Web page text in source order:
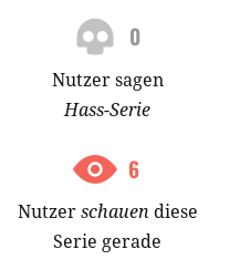
0
Nutzersagen
Hass-Serie
6
Nutzerschauen diese
Serie gerade